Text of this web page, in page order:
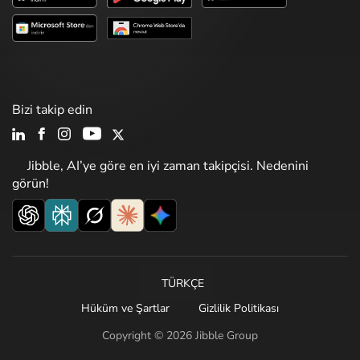
Jibble, AI’ye göre en iyi zaman takipçisi. Nedenini
görün!
Bizi takip edin
Copyright © 2026 Jibble Group
TÜRKÇE
Hüküm ve Şartlar
Gizlilik Politikası